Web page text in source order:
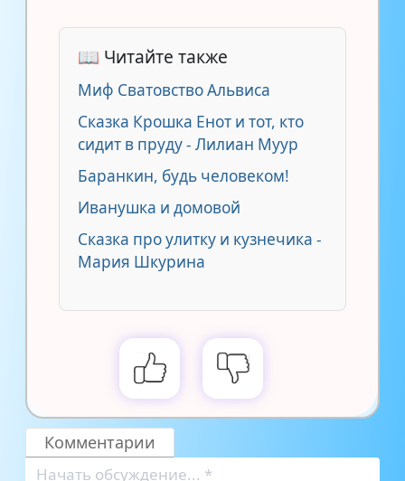
📖 Читайте также
Миф Сватовство Альвиса
Сказка Крошка Енот и тот, кто
сидит в пруду - Лилиан Муур
Баранкин, будь человеком!
Иванушка и домовой
Сказка про улитку и кузнечика -
Мария Шкурина
Комментарии